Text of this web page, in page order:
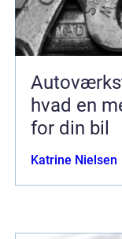
hvad en
for din bil
Katrine Nielsen